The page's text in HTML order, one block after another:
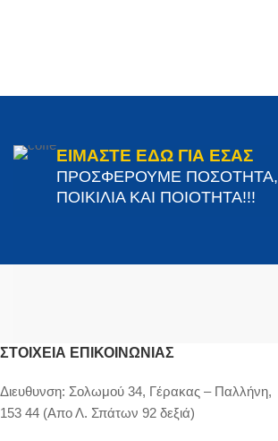
ΕΙΜΑΣΤΕ ΕΔΩ ΓΙΑ ΕΣΑΣ
ΠΡΟΣΦΕΡΟΥΜΕ ΠΟΣΟΤΗΤΑ,
ΠΟΙΚΙΛΙΑ ΚΑΙ ΠΟΙΟΤΗΤΑ!!!
ΣΤΟΙΧΕΊΑ ΕΠΙΚΟΙΝΩΝΊΑΣ
Διευθυνση: Σολωμού 34, Γέρακας – Παλλήνη,
153 44 (Απο Λ. Σπάτων 92 δεξιά)